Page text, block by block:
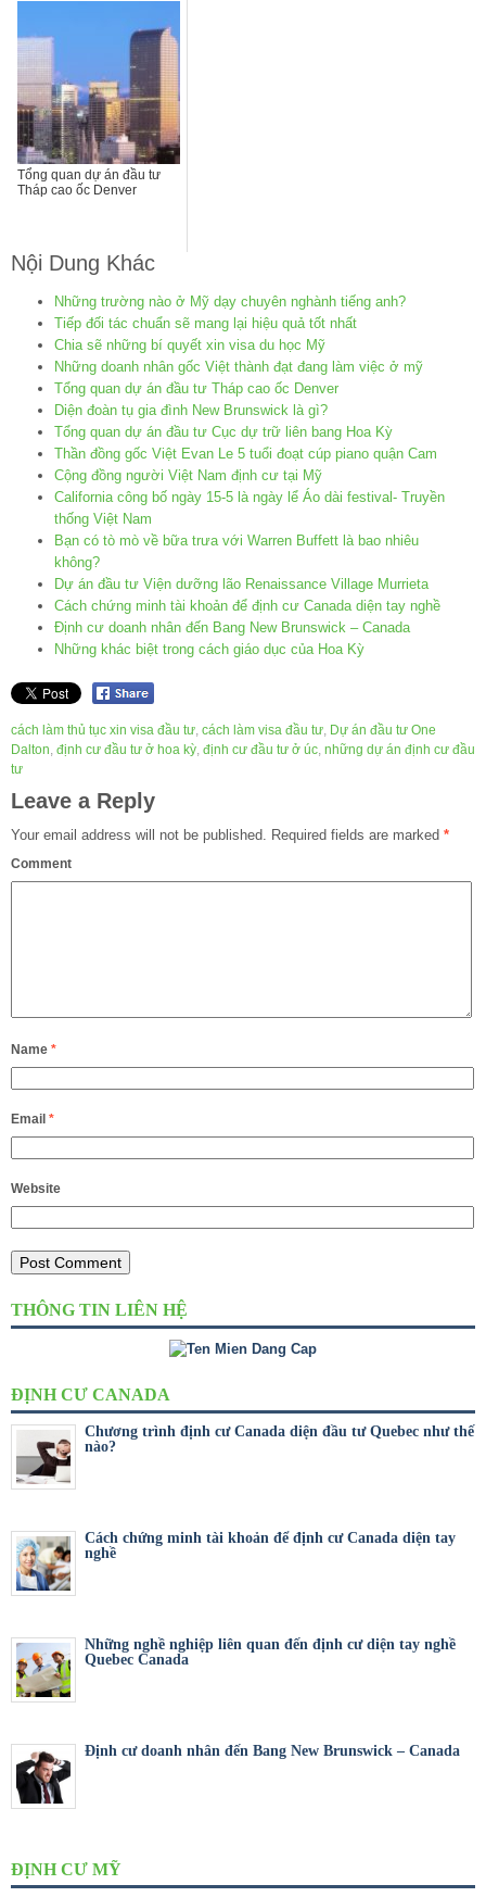
Tổng quan dự án đầu tư
Tháp cao ốc Denver
Nội Dung Khác
Những trường nào ở Mỹ dạy chuyên nghành tiếng anh?
Tiếp đối tác chuẩn sẽ mang lại hiệu quả tốt nhất
Chia sẽ những bí quyết xin visa du học Mỹ
Những doanh nhân gốc Việt thành đạt đang làm việc ở mỹ
Tổng quan dự án đầu tư Tháp cao ốc Denver
Diện đoàn tụ gia đình New Brunswick là gì?
Tổng quan dự án đầu tư Cục dự trữ liên bang Hoa Kỳ
Thần đồng gốc Việt Evan Le 5 tuổi đoạt cúp piano quận Cam
Cộng đồng người Việt Nam định cư tại Mỹ
California công bố ngày 15-5 là ngày lể Áo dài festival- Truyền
thống Việt Nam
Bạn có tò mò về bữa trưa với Warren Buffett là bao nhiêu
không?
Dự án đầu tư Viện dưỡng lão Renaissance Village Murrieta
Cách chứng minh tài khoản để định cư Canada diện tay nghề
Định cư doanh nhân đến Bang New Brunswick – Canada
Những khác biệt trong cách giáo dục của Hoa Kỳ
cách làm thủ tục xin visa đầu tư, cách làm visa đầu tư, Dự án đầu tư One
Dalton, định cư đầu tư ở hoa kỳ, định cư đầu tư ở úc, những dự án định cư đầu
tư
Leave a Reply
Your email address will not be published. Required fields are marked *
Comment
Name *
Email *
Website
THÔNG TIN LIÊN HỆ
ĐỊNH CƯ CANADA
Chương trình định cư Canada diện đầu tư Quebec như thế
nào?
Cách chứng minh tài khoản để định cư Canada diện tay
nghề
Những nghề nghiệp liên quan đến định cư diện tay nghề
Quebec Canada
Định cư doanh nhân đến Bang New Brunswick – Canada
ĐỊNH CƯ MỸ